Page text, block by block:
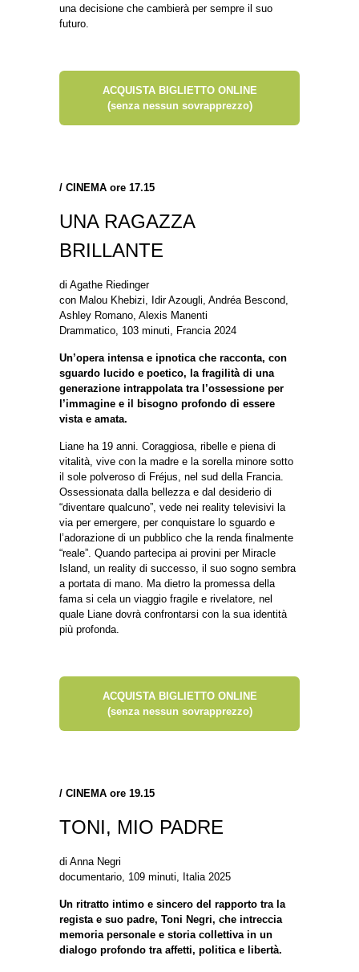
una decisione che cambierà per sempre il suo
futuro.
ACQUISTA BIGLIETTO ONLINE
(senza nessun sovrapprezzo)
/ CINEMA ore 17.15
UNA RAGAZZA
BRILLANTE
di Agathe Riedinger
con Malou Khebizi, Idir Azougli, Andréa Bescond,
Ashley Romano, Alexis Manenti
Drammatico, 103 minuti, Francia 2024
Un’opera intensa e ipnotica che racconta, con
sguardo lucido e poetico, la fragilità di una
generazione intrappolata tra l’ossessione per
l’immagine e il bisogno profondo di essere
vista e amata.
Liane ha 19 anni. Coraggiosa, ribelle e piena di
vitalità, vive con la madre e la sorella minore sotto
il sole polveroso di Fréjus, nel sud della Francia.
Ossessionata dalla bellezza e dal desiderio di
“diventare qualcuno”, vede nei reality televisivi la
via per emergere, per conquistare lo sguardo e
l’adorazione di un pubblico che la renda finalmente
“reale”. Quando partecipa ai provini per Miracle
Island, un reality di successo, il suo sogno sembra
a portata di mano. Ma dietro la promessa della
fama si cela un viaggio fragile e rivelatore, nel
quale Liane dovrà confrontarsi con la sua identità
più profonda.
ACQUISTA BIGLIETTO ONLINE
(senza nessun sovrapprezzo)
/ CINEMA ore 19.15
TONI, MIO PADRE
di Anna Negri
documentario, 109 minuti, Italia 2025
Un ritratto intimo e sincero del rapporto tra la
regista e suo padre, Toni Negri, che intreccia
memoria personale e storia collettiva in un
dialogo profondo tra affetti, politica e libertà.